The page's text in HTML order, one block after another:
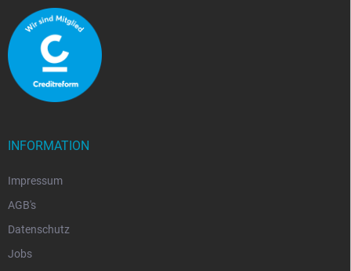
INFORMATION
Impressum
AGB's
Datenschutz
Jobs